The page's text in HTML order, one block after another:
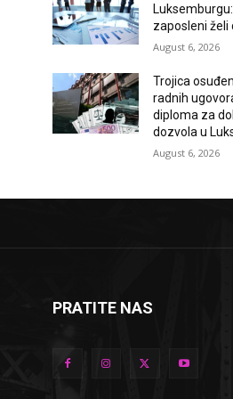
zaposleni želi
August 6, 2026
Trojica
radnih
diploma za
dozvola u
August 6, 2026
PRATITE NAS